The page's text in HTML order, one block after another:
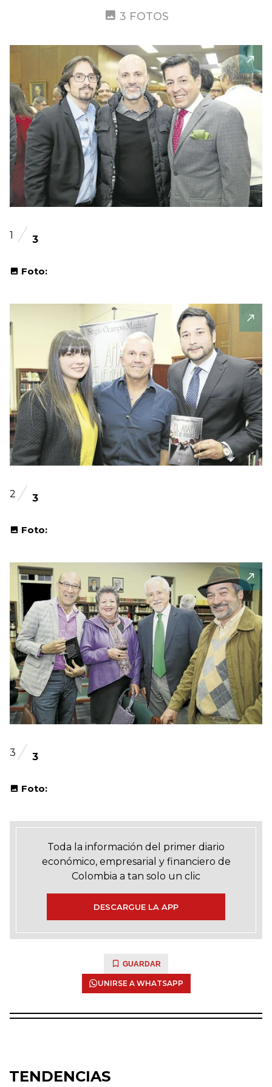
3 FOTOS
1 3
Foto:
2 3
Foto:
3 3
Foto:
Toda la información del primer diario
económico, empresarial y financiero de
Colombia a tan solo un clic
DESCARGUE LA APP
GUARDAR
UNIRSE A WHATSAPP
TENDENCIAS